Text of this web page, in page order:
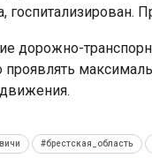
госпитализирован.
дорожно-
проявлять
#брестская_область